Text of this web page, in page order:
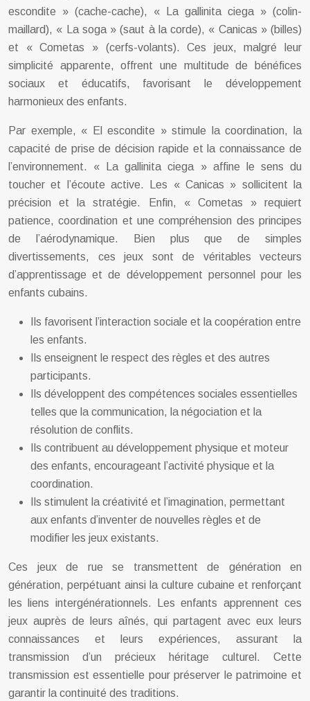
escondite » (cache-cache), « La gallinita ciega » (colin-
maillard), « La soga » (saut à la corde), « Canicas » (billes)
et « Cometas » (cerfs-volants). Ces jeux, malgré leur
simplicité apparente, offrent une multitude de bénéfices
sociaux et éducatifs, favorisant le développement
harmonieux des enfants.
Par exemple, « El escondite » stimule la coordination, la
capacité de prise de décision rapide et la connaissance de
l’environnement. « La gallinita ciega » affine le sens du
toucher et l’écoute active. Les « Canicas » sollicitent la
précision et la stratégie. Enfin, « Cometas » requiert
patience, coordination et une compréhension des principes
de l’aérodynamique. Bien plus que de simples
divertissements, ces jeux sont de véritables vecteurs
d’apprentissage et de développement personnel pour les
enfants cubains.
Ils favorisent l’interaction sociale et la coopération entre
les enfants.
Ils enseignent le respect des règles et des autres
participants.
Ils développent des compétences sociales essentielles
telles que la communication, la négociation et la
résolution de conflits.
Ils contribuent au développement physique et moteur
des enfants, encourageant l’activité physique et la
coordination.
Ils stimulent la créativité et l’imagination, permettant
aux enfants d’inventer de nouvelles règles et de
modifier les jeux existants.
Ces jeux de rue se transmettent de génération en
génération, perpétuant ainsi la culture cubaine et renforçant
les liens intergénérationnels. Les enfants apprennent ces
jeux auprès de leurs aînés, qui partagent avec eux leurs
connaissances et leurs expériences, assurant la
transmission d’un précieux héritage culturel. Cette
transmission est essentielle pour préserver le patrimoine et
garantir la continuité des traditions.